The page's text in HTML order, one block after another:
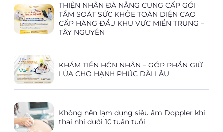
THIỆN NHÂN ĐÀ NẴNG CUNG CẤP GÓI
TẦM SOÁT SỨC KHỎE TOÀN DIỆN CAO
CẤP HÀNG ĐẦU KHU VỰC MIỀN TRUNG –
TÂY NGUYÊN
KHÁM TIỀN HÔN NHÂN – GÓP PHẦN GIỮ
LỬA CHO HẠNH PHÚC DÀI LÂU
Không nên lạm dụng siêu âm Doppler khi
thai nhi dưới 10 tuần tuổi